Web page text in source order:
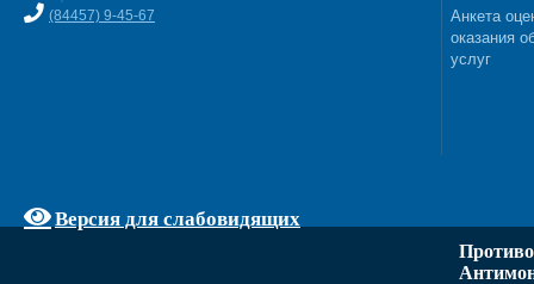
(84457) 9-45-67
Версия для слабовидящих
Анкета
оказания
услуг